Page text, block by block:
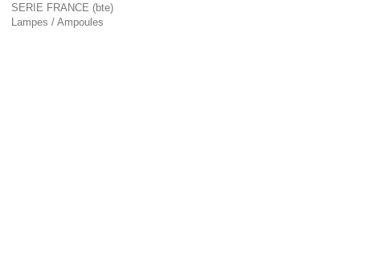
SERIE FRANCE (bte)
Lampes / Ampoules